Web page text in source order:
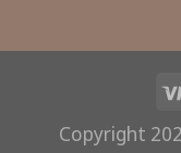
Copyright